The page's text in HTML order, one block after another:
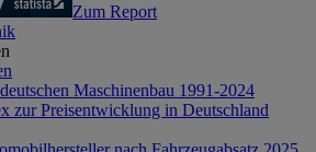
Zum Report
Maschinenbau 1991-2024
zur Preisentwicklung in Deutschland